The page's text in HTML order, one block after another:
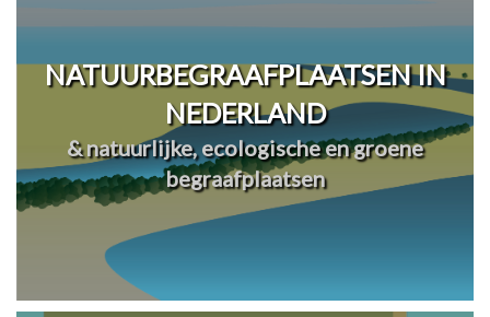
NATUURBEGRAAFPLAATSEN IN
NEDERLAND
& natuurlijke, ecologische en groene
begraafplaatsen